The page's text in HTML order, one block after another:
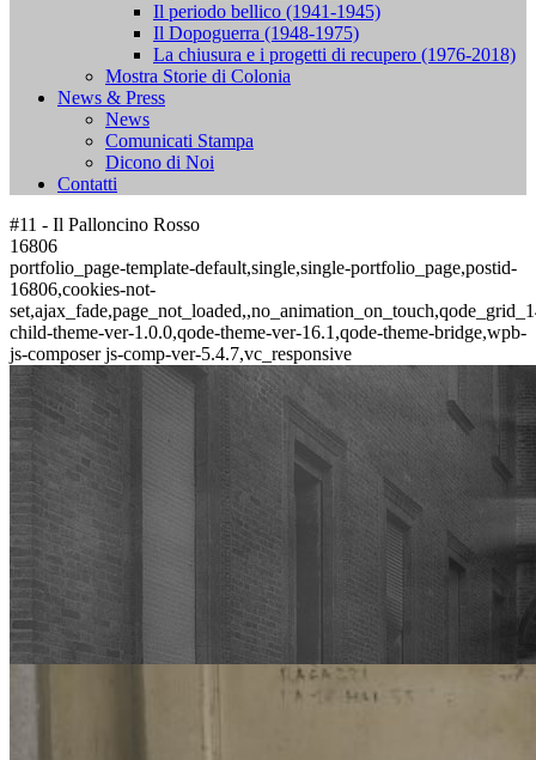
Il periodo bellico (1941-1945)
Il Dopoguerra (1948-1975)
La chiusura e i progetti di recupero (1976-2018)
Mostra Storie di Colonia
News & Press
News
Comunicati Stampa
Dicono di Noi
Contatti
#11 - Il Palloncino Rosso
16806
portfolio_page-template-default,single,single-portfolio_page,postid-
16806,cookies-not-
child-theme-ver-1.0.0,qode-theme-ver-16.1,qode-theme-bridge,wpb-
js-composer js-comp-ver-5.4.7,vc_responsive